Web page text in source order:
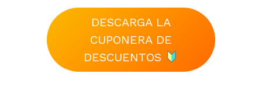
DESCARGA LA
CUPONERA DE
DESCUENTOS